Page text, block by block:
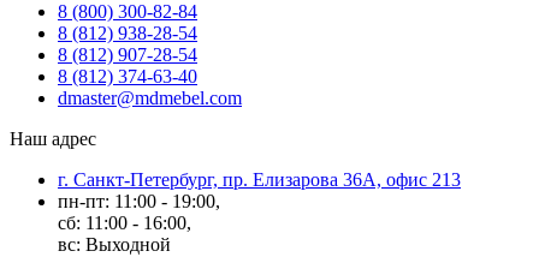
8 (800) 300-82-84
8 (812) 938-28-54
8 (812) 907-28-54
8 (812) 374-63-40
dmaster@mdmebel.com
Наш адрес
г. Санкт-Петербург, пр. Елизарова 36А, офис 213
пн-пт: 11:00 - 19:00,
сб: 11:00 - 16:00,
вс: Выходной